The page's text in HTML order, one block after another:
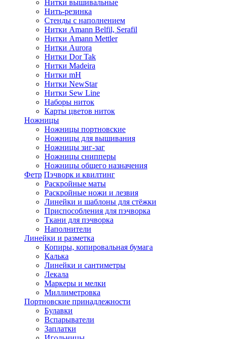
Нитки вышивальные
Нить-резинка
Стенды с наполнением
Нитки Amann Belfil, Serafil
Нитки Amann Mettler
Нитки Aurora
Нитки Dor Tak
Нитки Madeira
Нитки mH
Нитки NewStar
Нитки Sew Line
Наборы ниток
Карты цветов ниток
Ножницы
Ножницы портновские
Ножницы для вышивания
Ножницы зиг-заг
Ножницы снипперы
Ножницы общего назначения
Фетр Пэчворк и квилтинг
Раскройные маты
Раскройные ножи и лезвия
Линейки и шаблоны для стёжки
Приспособления для пэчворка
Ткани для пэчворка
Наполнители
Линейки и разметка
Копиры, копировальная бумага
Калька
Линейки и сантиметры
Лекала
Маркеры и мелки
Миллиметровка
Портновские принадлежности
Булавки
Вспарыватели
Заплатки